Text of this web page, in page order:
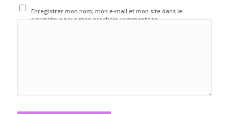
Enregistrer mon nom, mon e-mail et mon site dans le
navigateur pour mon prochain commentaire.